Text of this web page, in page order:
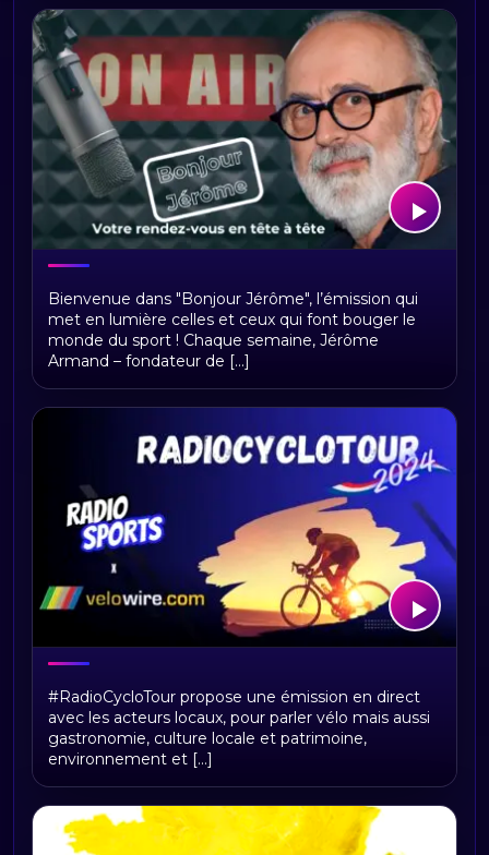
Bonjour Jerome
Bienvenue dans "Bonjour Jérôme", l’émission qui
met en lumière celles et ceux qui font bouger le
monde du sport ! Chaque semaine, Jérôme
Armand – fondateur de [...]
RadioCycloTour, le direct
#RadioCycloTour propose une émission en direct
avec les acteurs locaux, pour parler vélo mais aussi
gastronomie, culture locale et patrimoine,
environnement et [...]